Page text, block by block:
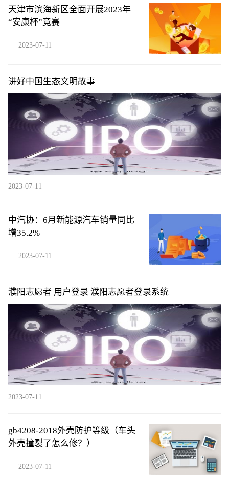
天津市滨海新区全面开展2023年
“安康杯”竞赛
2023-07-11
讲好中国生态文明故事
2023-07-11
中汽协：6月新能源汽车销量同比
增35.2%
2023-07-11
濮阳志愿者 用户登录 濮阳志愿者登录系统
2023-07-11
gb4208-2018外壳防护等级（车头
外壳撞裂了怎么修？）
2023-07-11